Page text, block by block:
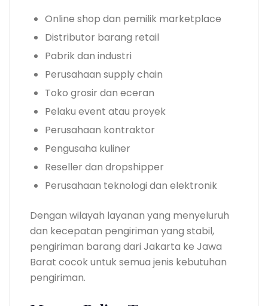
Online shop dan pemilik marketplace
Distributor barang retail
Pabrik dan industri
Perusahaan supply chain
Toko grosir dan eceran
Pelaku event atau proyek
Perusahaan kontraktor
Pengusaha kuliner
Reseller dan dropshipper
Perusahaan teknologi dan elektronik
Dengan wilayah layanan yang menyeluruh
dan kecepatan pengiriman yang stabil,
pengiriman barang dari Jakarta ke Jawa
Barat cocok untuk semua jenis kebutuhan
pengiriman.